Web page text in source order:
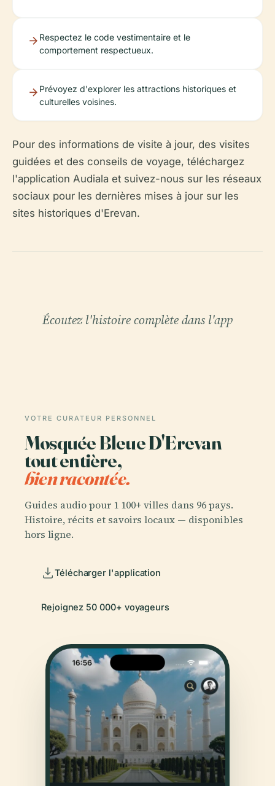
Respectez le code vestimentaire et le
comportement respectueux.
Prévoyez d'explorer les attractions historiques et
culturelles voisines.
Pour des informations de visite à jour, des visites
guidées et des conseils de voyage, téléchargez
l'application Audiala et suivez-nous sur les réseaux
sociaux pour les dernières mises à jour sur les
sites historiques d'Erevan.
Écoutez l'histoire complète dans l'app
VOTRE CURATEUR PERSONNEL
Mosquée Bleue D'Erevan
tout entière,
bien racontée.
Guides audio pour 1 100+ villes dans 96 pays.
Histoire, récits et savoirs locaux — disponibles
hors ligne.
Télécharger l'application
Rejoignez 50 000+ voyageurs